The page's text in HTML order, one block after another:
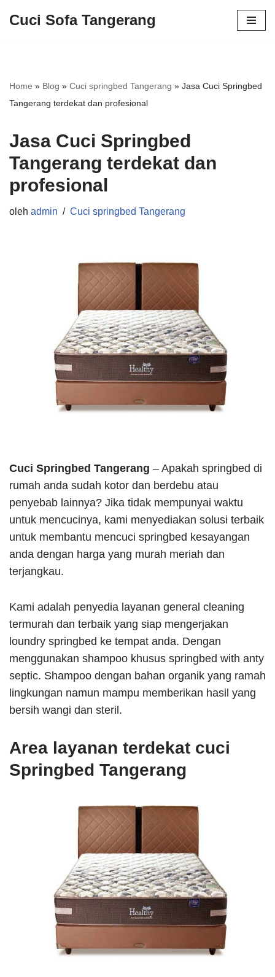
Cuci Sofa Tangerang
Home » Blog » Cuci springbed Tangerang » Jasa Cuci Springbed
Tangerang terdekat dan profesional
Jasa Cuci Springbed
Tangerang terdekat dan
profesional
oleh admin Cuci springbed Tangerang
Cuci Springbed Tangerang – Apakah springbed di
rumah anda sudah kotor dan berdebu atau
penyebab lainnya? Jika tidak mempunyai waktu
untuk mencucinya, kami menyediakan solusi terbaik
untuk membantu mencuci springbed kesayangan
anda dengan harga yang murah meriah dan
terjangkau.
Kami adalah penyedia layanan general cleaning
termurah dan terbaik yang siap mengerjakan
loundry springbed ke tempat anda. Dengan
menggunakan shampoo khusus springbed with anty
septic. Shampoo dengan bahan organik yang ramah
lingkungan namun mampu memberikan hasil yang
bersih wangi dan steril.
Area layanan terdekat cuci
Springbed Tangerang